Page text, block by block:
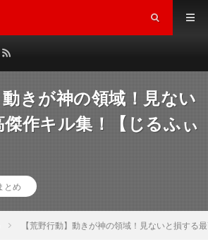
動きが神の領域！見ない
傑作キル集！【じるふぃ
とめ
【荒野行動】動きが神の領域！見ないと損する